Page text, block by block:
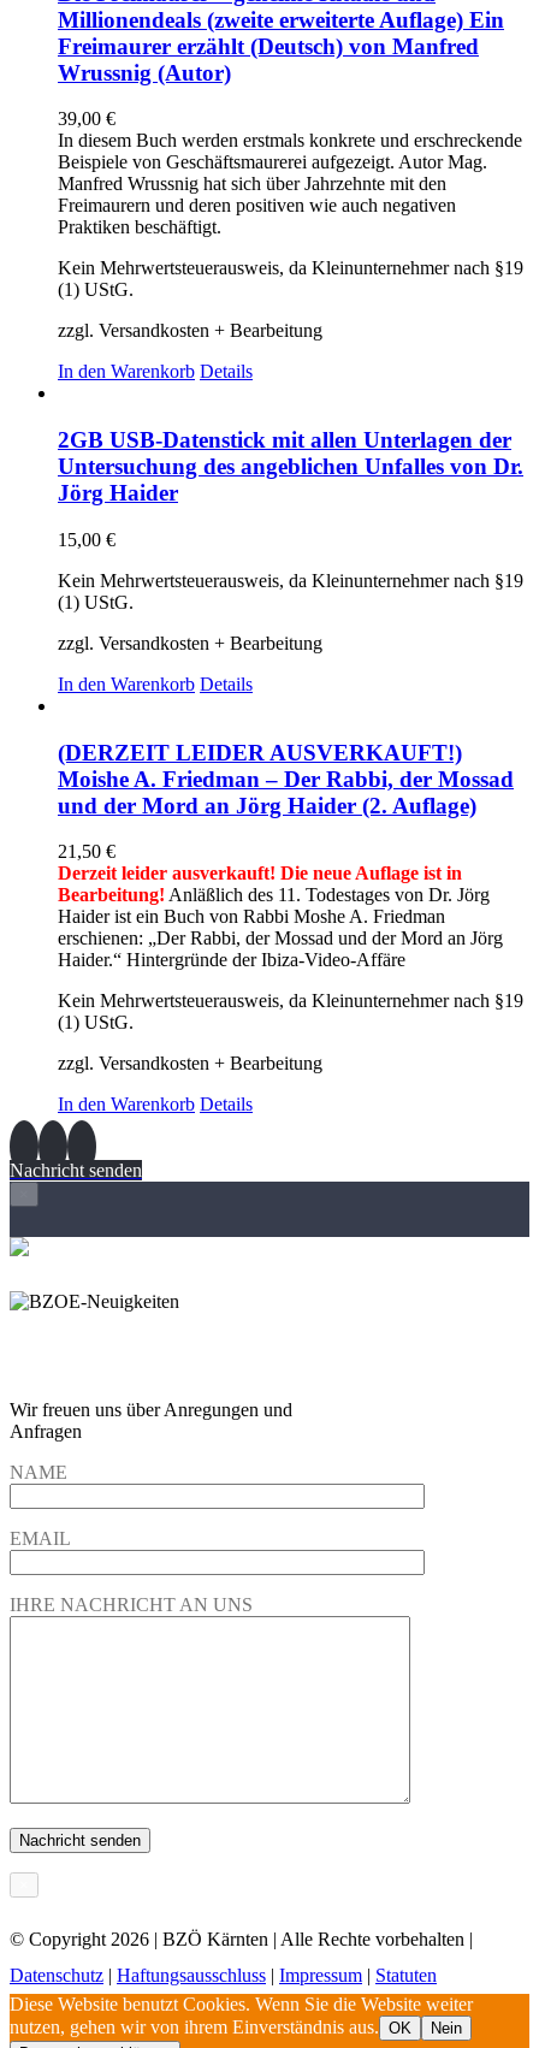
Millionendeals (zweite erweiterte Auflage) Ein
Freimaurer erzählt (Deutsch) von Manfred
Wrussnig (Autor)
39,00 €
In diesem Buch werden erstmals konkrete und erschreckende
Beispiele von Geschäftsmaurerei aufgezeigt. Autor Mag.
Manfred Wrussnig hat sich über Jahrzehnte mit den
Freimaurern und deren positiven wie auch negativen
Praktiken beschäftigt.
Kein Mehrwertsteuerausweis, da Kleinunternehmer nach §19
(1) UStG.
zzgl. Versandkosten + Bearbeitung
In den Warenkorb Details
2GB USB-Datenstick mit allen Unterlagen der
Untersuchung des angeblichen Unfalles von Dr.
Jörg Haider
15,00 €
Kein Mehrwertsteuerausweis, da Kleinunternehmer nach §19
(1) UStG.
zzgl. Versandkosten + Bearbeitung
In den Warenkorb Details
(DERZEIT LEIDER AUSVERKAUFT!)
Moishe A. Friedman – Der Rabbi, der Mossad
und der Mord an Jörg Haider (2. Auflage)
21,50 €
Derzeit leider ausverkauft! Die neue Auflage ist in
Bearbeitung! Anläßlich des 11. Todestages von Dr. Jörg
Haider ist ein Buch von Rabbi Moshe A. Friedman
erschienen: „Der Rabbi, der Mossad und der Mord an Jörg
Haider.“ Hintergründe der Ibiza-Video-Affäre
Kein Mehrwertsteuerausweis, da Kleinunternehmer nach §19
(1) UStG.
zzgl. Versandkosten + Bearbeitung
In den Warenkorb Details
Nachricht senden
Wir freuen uns über Anregungen und
Anfragen
NAME
EMAIL
IHRE NACHRICHT AN UNS
© Copyright 2026 | BZÖ Kärnten | Alle Rechte vorbehalten |
Datenschutz | Haftungsausschluss | Impressum | Statuten
Diese Website benutzt Cookies. Wenn Sie die Website weiter
nutzen, gehen wir von ihrem Einverständnis aus. OK
Nein